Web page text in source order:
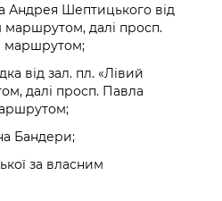
Андрея Шептицького від
маршрутом, далі просп.
маршрутом;
від зал. пл. «Лівий
далі просп. Павла
Бандери;
за власним